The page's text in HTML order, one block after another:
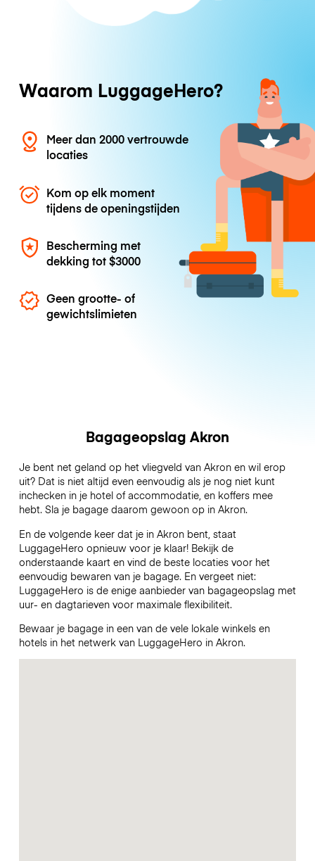
Waarom LuggageHero?
Meer dan 2000 vertrouwde
locaties
Kom op elk moment
tijdens de openingstijden
Bescherming met
dekking tot$3000
Geen grootte- of
gewichtslimieten
Bagageopslag Akron
Je bent net geland op het vliegveld van Akron en wil erop
uit? Dat is niet altijd even eenvoudig als je nog niet kunt
inchecken in je hotel of accommodatie, en koffers mee
hebt. Sla je bagage daarom gewoon op in Akron.
En de volgende keer dat je in Akron bent, staat
LuggageHero opnieuw voor je klaar! Bekijk de
onderstaande kaart en vind de beste locaties voor het
eenvoudig bewaren van je bagage. En vergeet niet:
LuggageHero is de enige aanbieder van bagageopslag met
uur- en dagtarieven voor maximale flexibiliteit.
Bewaar je bagage in een van de vele lokale winkels en
hotels in het netwerk van LuggageHero in Akron.